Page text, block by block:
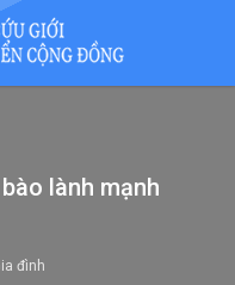
lành mạnh
đình